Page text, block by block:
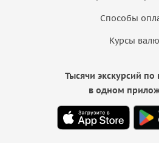
Способы
Курсы
Тысячи экскурсий
в одном